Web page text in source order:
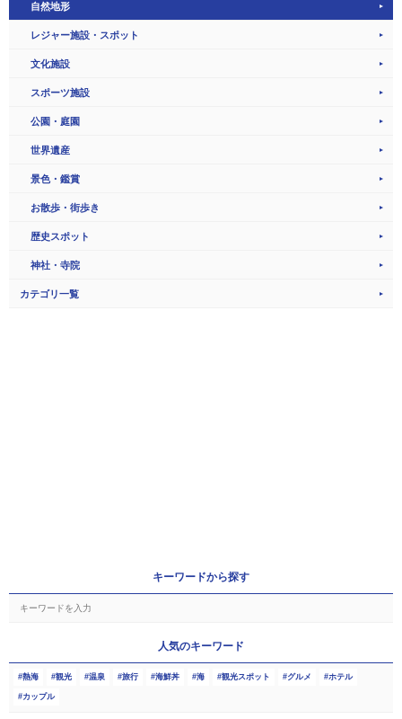
自然地形
レジャー施設・スポット
文化施設
スポーツ施設
公園・庭園
世界遺産
景色・鑑賞
お散歩・街歩き
歴史スポット
神社・寺院
カテゴリ一覧
キーワードから探す
人気のキーワード
熱海 観光 温泉 旅行 海鮮丼 海 観光スポット グルメ ホテル
カップル